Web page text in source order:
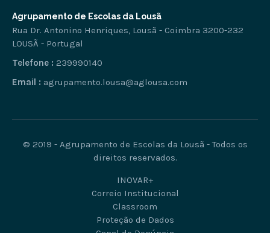
Agrupamento de Escolas da Lousã
Rua Dr. Antonino Henriques, Lousã - Coimbra 3200-232
LOUSÃ - Portugal
Telefone : 239990140
Email : agrupamento.lousa@aglousa.com
© 2019 - Agrupamento de Escolas da Lousã - Todos os
direitos reservados.
INOVAR+
Correio Institucional
Classroom
Proteção de Dados